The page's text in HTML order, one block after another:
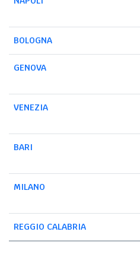
BOLOGNA
GENOVA
VENEZIA
BARI
MILANO
REGGIO CALABRIA